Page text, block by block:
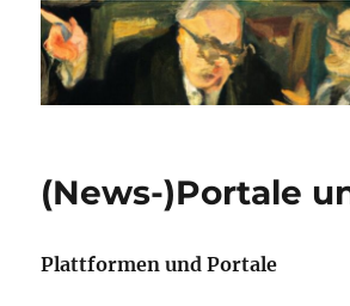
(News-)Portale
Plattformen und Portale